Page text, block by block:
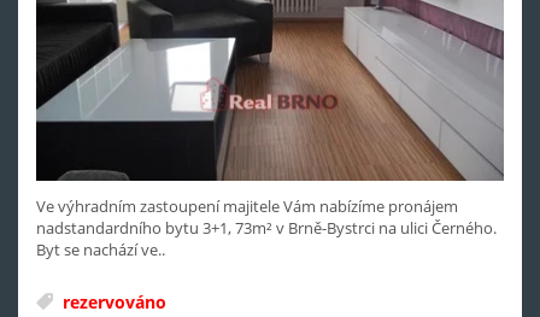
Ve výhradním zastoupení majitele Vám nabízíme pronájem
nadstandardního bytu 3+1, 73m² v Brně-Bystrci na ulici Černého.
Byt se nachází ve..
rezervováno